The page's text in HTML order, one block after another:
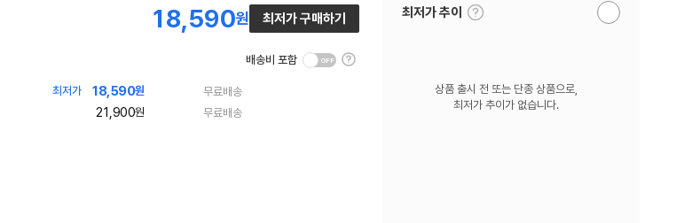
18,590원 최저가 구매하기
배송비 포함
툴
팁
최저가 18,590원 무료배송
21,900원 무료배송
최저가 추이
툴
팁
알
상품 출시 전 또는 단종 상품으로,
최저가 추이가 없습니다.